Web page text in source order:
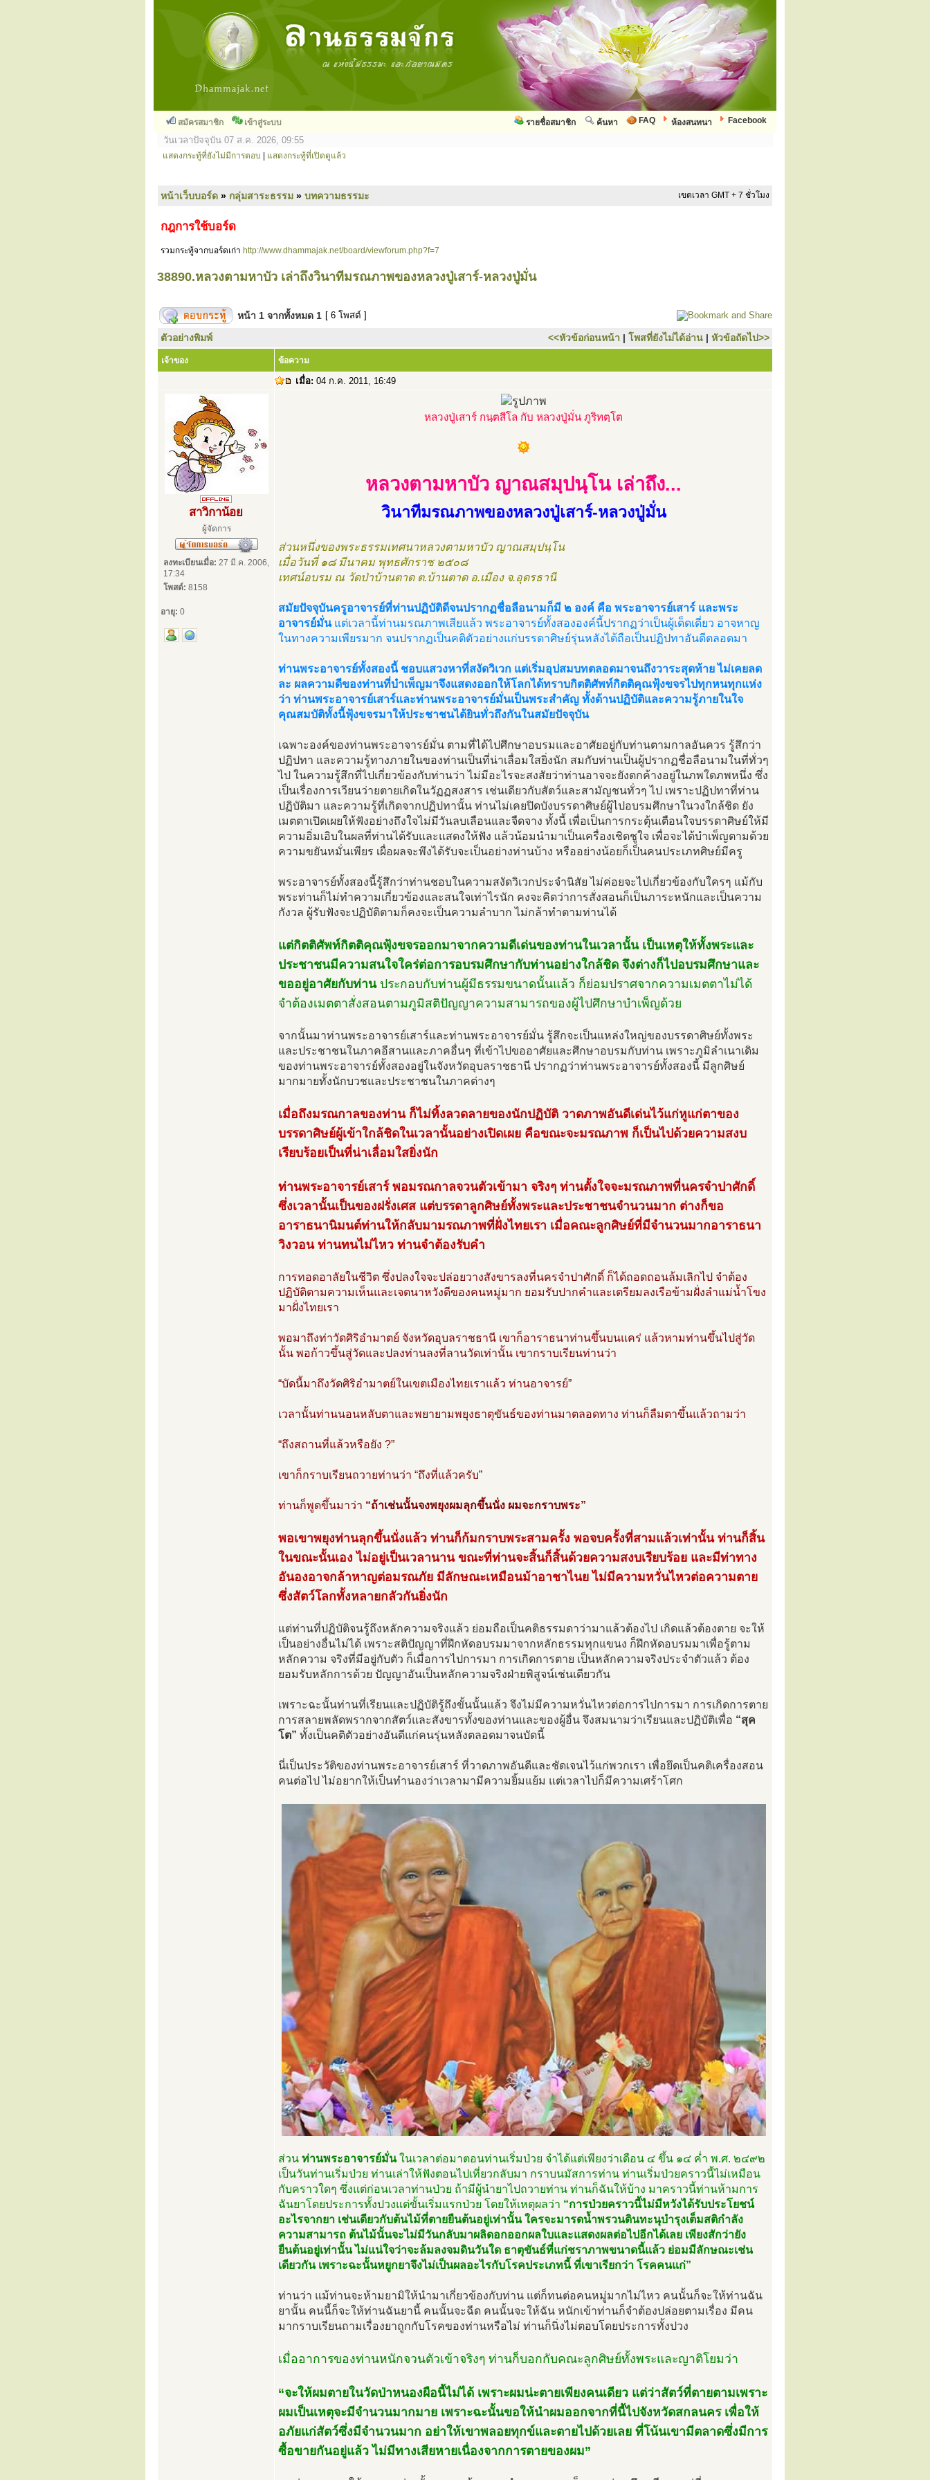
สมัครสมาชิก เข้าสู่ระบบ Facebook
ห้องสนทนา
FAQ
ค้นหา
รายชื่อสมาชิก
วันเวลาปัจจุบัน 07 ส.ค. 2026, 09:55
แสดงกระทู้ที่ยังไม่มีการตอบ แสดงกระทู้ที่เปิดดูแล้ว
หน้าเว็บบอร์ด » กลุ่มสาระธรรม » บทความธรรมะ เขตเวลา GMT + 7 ชั่วโมง
กฎการใช้บอร์ด
รวมกระทู้จากบอร์ดเก่า http://www.dhammajak.net/board/viewforum.php?f=7
38890.หลวงตามหาบัว เล่าถึงวินาทีมรณภาพของหลวงปู่เสาร์-หลวงปู่มั่น
หน้า 1 จากทั้งหมด 1 [ 6 โพสต์ ]
ตัวอย่างพิมพ์ <<หัวข้อก่อนหน้า | โพสที่ยังไม่ได้อ่าน | หัวข้อถัดไป>>
เจ้าของ ข้อความ
เมื่อ: 04 ก.ค. 2011, 16:49
สาวิกาน้อย
ผู้จัดการ
ลงทะเบียนเมื่อ: 27 มี.ค. 2006,
17:34
โพสต์: 8158
อายุ: 0
หลวงปู่เสาร์ กนฺตสีโล กับ หลวงปู่มั่น ภูริทตฺโต
หลวงตามหาบัว ญาณสมฺปนฺโน เล่าถึง...
วินาทีมรณภาพของหลวงปู่เสาร์-หลวงปู่มั่น
ส่วนหนึ่งของพระธรรมเทศนาหลวงตามหาบัว ญาณสมฺปนฺโน
เมื่อวันที่ ๑๘ มีนาคม พุทธศักราช ๒๕๐๘
เทศน์อบรม ณ วัดป่าบ้านตาด ต.บ้านตาด อ.เมือง จ.อุดรธานี
สมัยปัจจุบันครูอาจารย์ที่ท่านปฏิบัติดีจนปรากฏชื่อลือนามก็มี ๒ องค์ คือ พระอาจารย์เสาร์ และพระ
อาจารย์มั่นแต่เวลานี้ท่านมรณภาพเสียแล้ว พระอาจารย์ทั้งสององค์นี้ปรากฏว่าเป็นผู้เด็ดเดี่ยว อาจหาญ
ในทางความเพียรมาก จนปรากฏเป็นคติตัวอย่างแก่บรรดาศิษย์รุ่นหลังได้ถือเป็นปฏิปทาอันดีตลอดมา
ท่านพระอาจารย์ทั้งสองนี้ ชอบแสวงหาที่สงัดวิเวก แต่เริ่มอุปสมบทตลอดมาจนถึงวาระสุดท้าย ไม่เคยลด
ละ ผลความดีของท่านที่บำเพ็ญมาจึงแสดงออกให้โลกได้ทราบกิตติศัพท์กิตติคุณฟุ้งขจรไปทุกหนทุกแห่ง
ว่า ท่านพระอาจารย์เสาร์และท่านพระอาจารย์มั่นเป็นพระสำคัญ ทั้งด้านปฏิบัติและความรู้ภายในใจ
คุณสมบัติทั้งนี้ฟุ้งขจรมาให้ประชาชนได้ยินทั่วถึงกันในสมัยปัจจุบัน
เฉพาะองค์ของท่านพระอาจารย์มั่น ตามที่ได้ไปศึกษาอบรมและอาศัยอยู่กับท่านตามกาลอันควร รู้สึกว่า
ปฏิปทา และความรู้ทางภายในของท่านเป็นที่น่าเลื่อมใสยิ่งนัก สมกับท่านเป็นผู้ปรากฏชื่อลือนามในที่ทั่วๆ
ไป ในความรู้สึกที่ไปเกี่ยวข้องกับท่านว่า ไม่มีอะไรจะสงสัยว่าท่านอาจจะยังตกค้างอยู่ในภพใดภพหนึ่ง ซึ่ง
เป็นเรื่องการเวียนว่ายตายเกิดในวัฏฏสงสาร เช่นเดียวกับสัตว์และสามัญชนทั่วๆ ไป เพราะปฏิปทาที่ท่าน
ปฏิบัติมา และความรู้ที่เกิดจากปฏิปทานั้น ท่านไม่เคยปิดบังบรรดาศิษย์ผู้ไปอบรมศึกษาในวงใกล้ชิด ยัง
เมตตาเปิดเผยให้ฟังอย่างถึงใจไม่มีวันลบเลือนและจืดจาง ทั้งนี้ เพื่อเป็นการกระตุ้นเตือนใจบรรดาศิษย์ให้มี
ความอิ่มเอิบในผลที่ท่านได้รับและแสดงให้ฟัง แล้วน้อมนำมาเป็นเครื่องเชิดชูใจ เพื่อจะได้บำเพ็ญตามด้วย
ความขยันหมั่นเพียร เผื่อผลจะพึงได้รับจะเป็นอย่างท่านบ้าง หรืออย่างน้อยก็เป็นคนประเภทศิษย์มีครู
พระอาจารย์ทั้งสองนี้รู้สึกว่าท่านชอบในความสงัดวิเวกประจำนิสัย ไม่ค่อยจะไปเกี่ยวข้องกับใครๆ แม้กับ
พระท่านก็ไม่ทำความเกี่ยวข้องและสนใจเท่าไรนัก คงจะคิดว่าการสั่งสอนก็เป็นภาระหนักและเป็นความ
กังวล ผู้รับฟังจะปฏิบัติตามก็คงจะเป็นความลำบาก ไม่กล้าทำตามท่านได้
แต่กิตติศัพท์กิตติคุณฟุ้งขจรออกมาจากความดีเด่นของท่านในเวลานั้น เป็นเหตุให้ทั้งพระและ
ประชาชนมีความสนใจใคร่ต่อการอบรมศึกษากับท่านอย่างใกล้ชิด จึงต่างก็ไปอบรมศึกษาและ
ขออยู่อาศัยกับท่านประกอบกับท่านผู้มีธรรมขนาดนั้นแล้ว ก็ย่อมปราศจากความเมตตาไม่ได้
จำต้องเมตตาสั่งสอนตามภูมิสติปัญญาความสามารถของผู้ไปศึกษาบำเพ็ญด้วย
จากนั้นมาท่านพระอาจารย์เสาร์และท่านพระอาจารย์มั่น รู้สึกจะเป็นแหล่งใหญ่ของบรรดาศิษย์ทั้งพระ
และประชาชนในภาคอีสานและภาคอื่นๆ ที่เข้าไปขออาศัยและศึกษาอบรมกับท่าน เพราะภูมิลำเนาเดิม
ของท่านพระอาจารย์ทั้งสองอยู่ในจังหวัดอุบลราชธานี ปรากฏว่าท่านพระอาจารย์ทั้งสองนี้ มีลูกศิษย์
มากมายทั้งนักบวชและประชาชนในภาคต่างๆ
เมื่อถึงมรณกาลของท่าน ก็ไม่ทิ้งลวดลายของนักปฏิบัติ วาดภาพอันดีเด่นไว้แก่หูแก่ตาของ
บรรดาศิษย์ผู้เข้าใกล้ชิดในเวลานั้นอย่างเปิดเผย คือขณะจะมรณภาพ ก็เป็นไปด้วยความสงบ
เรียบร้อยเป็นที่น่าเลื่อมใสยิ่งนัก
ท่านพระอาจารย์เสาร์ พอมรณกาลจวนตัวเข้ามา จริงๆ ท่านตั้งใจจะมรณภาพที่นครจำปาศักดิ์
ซึ่งเวลานั้นเป็นของฝรั่งเศส แต่บรรดาลูกศิษย์ทั้งพระและประชาชนจำนวนมาก ต่างก็ขอ
อาราธนานิมนต์ท่านให้กลับมามรณภาพที่ฝั่งไทยเรา เมื่อคณะลูกศิษย์ที่มีจำนวนมากอาราธนา
วิงวอน ท่านทนไม่ไหว ท่านจำต้องรับคำ
การทอดอาลัยในชีวิต ซึ่งปลงใจจะปล่อยวางสังขารลงที่นครจำปาศักดิ์ ก็ได้ถอดถอนล้มเลิกไป จำต้อง
ปฏิบัติตามความเห็นและเจตนาหวังดีของคนหมู่มาก ยอมรับปากคำและเตรียมลงเรือข้ามฝั่งลำแม่น้ำโขง
มาฝั่งไทยเรา
พอมาถึงท่าวัดศิริอำมาตย์ จังหวัดอุบลราชธานี เขาก็อาราธนาท่านขึ้นบนแคร่ แล้วหามท่านขึ้นไปสู่วัด
นั้น พอก้าวขึ้นสู่วัดและปลงท่านลงที่ลานวัดเท่านั้น เขากราบเรียนท่านว่า
“บัดนี้มาถึงวัดศิริอำมาตย์ในเขตเมืองไทยเราแล้ว ท่านอาจารย์”
เวลานั้นท่านนอนหลับตาและพยายามพยุงธาตุขันธ์ของท่านมาตลอดทาง ท่านก็ลืมตาขึ้นแล้วถามว่า
“ถึงสถานที่แล้วหรือยัง ?”
เขาก็กราบเรียนถวายท่านว่า “ถึงที่แล้วครับ”
ท่านก็พูดขึ้นมาว่า “ถ้าเช่นนั้นจงพยุงผมลุกขึ้นนั่ง ผมจะกราบพระ”
พอเขาพยุงท่านลุกขึ้นนั่งแล้ว ท่านก็ก้มกราบพระสามครั้ง พอจบครั้งที่สามแล้วเท่านั้น ท่านก็สิ้น
ในขณะนั้นเอง ไม่อยู่เป็นเวลานาน ขณะที่ท่านจะสิ้นก็สิ้นด้วยความสงบเรียบร้อย และมีท่าทาง
อันองอาจกล้าหาญต่อมรณภัย มีลักษณะเหมือนม้าอาชาไนย ไม่มีความหวั่นไหวต่อความตาย
ซึ่งสัตว์โลกทั้งหลายกลัวกันยิ่งนัก
แต่ท่านที่ปฏิบัติจนรู้ถึงหลักความจริงแล้ว ย่อมถือเป็นคติธรรมดาว่ามาแล้วต้องไป เกิดแล้วต้องตาย จะให้
เป็นอย่างอื่นไม่ได้ เพราะสติปัญญาที่ฝึกหัดอบรมมาจากหลักธรรมทุกแขนง ก็ฝึกหัดอบรมมาเพื่อรู้ตาม
หลักความ จริงที่มีอยู่กับตัว ก็เมื่อการไปการมา การเกิดการตาย เป็นหลักความจริงประจำตัวแล้ว ต้อง
ยอมรับหลักการด้วย ปัญญาอันเป็นหลักความจริงฝ่ายพิสูจน์เช่นเดียวกัน
เพราะฉะนั้นท่านที่เรียนและปฏิบัติรู้ถึงขั้นนั้นแล้ว จึงไม่มีความหวั่นไหวต่อการไปการมา การเกิดการตาย
การสลายพลัดพรากจากสัตว์และสังขารทั้งของท่านและของผู้อื่น จึงสมนามว่าเรียนและปฏิบัติเพื่อ “สุค
โต” ทั้งเป็นคติตัวอย่างอันดีแก่คนรุ่นหลังตลอดมาจนบัดนี้
นี่เป็นประวัติของท่านพระอาจารย์เสาร์ ที่วาดภาพอันดีและชัดเจนไว้แก่พวกเรา เพื่อยึดเป็นคติเครื่องสอน
คนต่อไป ไม่อยากให้เป็นทำนองว่าเวลามามีความยิ้มแย้ม แต่เวลาไปก็มีความเศร้าโศก
ส่วน ท่านพระอาจารย์มั่นในเวลาต่อมาตอนท่านเริ่มป่วย จำได้แต่เพียงว่าเดือน ๔ ขึ้น ๑๔ ค่ำ พ.ศ. ๒๔๙๒
เป็นวันท่านเริ่มป่วย ท่านเล่าให้ฟังตอนไปเที่ยวกลับมา กราบนมัสการท่าน ท่านเริ่มป่วยคราวนี้ไม่เหมือน
กับคราวใดๆ ซึ่งแต่ก่อนเวลาท่านป่วย ถ้ามีผู้นำยาไปถวายท่าน ท่านก็ฉันให้บ้าง มาคราวนี้ท่านห้ามการ
ฉันยาโดยประการทั้งปวงแต่ขั้นเริ่มแรกป่วย โดยให้เหตุผลว่า “การป่วยคราวนี้ไม่มีหวังได้รับประโยชน์
อะไรจากยา เช่นเดียวกับต้นไม้ที่ตายยืนต้นอยู่เท่านั้น ใครจะมารดน้ำพรวนดินทะนุบำรุงเต็มสติกำลัง
ความสามารถ ต้นไม้นั้นจะไม่มีวันกลับมาผลิดอกออกผลใบและแสดงผลต่อไปอีกได้เลย เพียงสักว่ายัง
ยืนต้นอยู่เท่านั้น ไม่แน่ใจว่าจะล้มลงจมดินวันใด ธาตุขันธ์ที่แก่ชราภาพขนาดนี้แล้ว ย่อมมีลักษณะเช่น
เดียวกัน เพราะฉะนั้นหยูกยาจึงไม่เป็นผลอะไรกับโรคประเภทนี้ ที่เขาเรียกว่า โรคคนแก่”
ท่านว่า แม้ท่านจะห้ามยามิให้นำมาเกี่ยวข้องกับท่าน แต่ก็ทนต่อคนหมู่มากไม่ไหว คนนั้นก็จะให้ท่านฉัน
ยานั้น คนนี้ก็จะให้ท่านฉันยานี้ คนนั้นจะฉีด คนนั้นจะให้ฉัน หนักเข้าท่านก็จำต้องปล่อยตามเรื่อง มีคน
มากราบเรียนถามเรื่องยาถูกกับโรคของท่านหรือไม่ ท่านก็นิ่งไม่ตอบโดยประการทั้งปวง
เมื่ออาการของท่านหนักจวนตัวเข้าจริงๆ ท่านก็บอกกับคณะลูกศิษย์ทั้งพระและญาติโยมว่า
“จะให้ผมตายในวัดป่าหนองผือนี้ไม่ได้ เพราะผมน่ะตายเพียงคนเดียว แต่ว่าสัตว์ที่ตายตามเพราะ
ผมเป็นเหตุจะมีจำนวนมากมาย เพราะฉะนั้นขอให้นำผมออกจากที่นี้ไปจังหวัดสกลนคร เพื่อให้
อภัยแก่สัตว์ซึ่งมีจำนวนมาก อย่าให้เขาพลอยทุกข์และตายไปด้วยเลย ที่โน้นเขามีตลาดซึ่งมีการ
ซื้อขายกันอยู่แล้ว ไม่มีทางเสียหายเนื่องจากการตายของผม”